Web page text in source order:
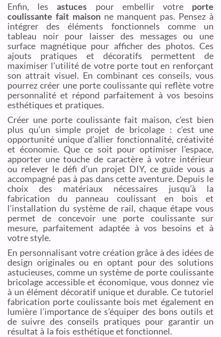
Enfin, lesastuces pour embellir votre porte
coulissante fait maison ne manquent pas. Pensez à
intégrer des éléments fonctionnels comme un
tableau noir pour laisser des messages ou une
surface magnétique pour afficher des photos. Ces
ajouts pratiques et décoratifs permettent de
maximiser l’utilité de votre porte tout en renforçant
son attrait visuel. En combinant ces conseils, vous
pourrez créer une porte coulissante qui reflète votre
personnalité et répond parfaitement à vos besoins
esthétiques et pratiques.
Créer une porte coulissante fait maison, c’est bien
plus qu’un simple projet de bricolage : c’est une
opportunité unique d’allier fonctionnalité, créativité
et économie. Que ce soit pour optimiser l’espace,
apporter une touche de caractère à votre intérieur
ou relever le défi d’un projet DIY, ce guide vous a
accompagné pas à pas dans cette aventure. Depuis le
choix des matériaux nécessaires jusqu’à la
fabrication du panneau coulissant en bois et
l’installation du système de rail, chaque étape vous
permet de concevoir une porte coulissante sur
mesure, parfaitement adaptée à vos besoins et à
votre style.
En personnalisant votre création grâce à des idées de
design originales ou en optant pour des solutions
astucieuses, comme un système de porte coulissante
bricolage accessible et économique, vous donnez vie
à un élément décoratif unique et durable. Ce tutoriel
fabrication porte coulissante bois met également en
lumière l’importance de s’équiper des bons outils et
de suivre des conseils pratiques pour garantir un
résultat à la fois esthétique et fonctionnel.